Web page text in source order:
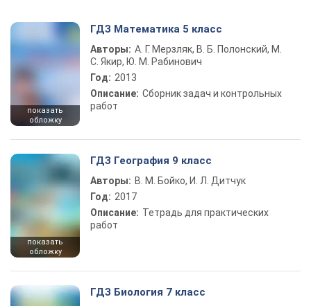
показать
обложку
ГДЗ Математика 5 класс
Авторы: А. Г. Мерзляк, В. Б. Полонский, М.
С. Якир, Ю. М. Рабинович
Год: 2013
Описание: Сборник задач и контрольных
работ
показать
обложку
ГДЗ География 9 класс
Авторы: В. М. Бойко, И. Л. Дитчук
Год: 2017
Описание: Тетрадь для практических
работ
ГДЗ Биология 7 класс